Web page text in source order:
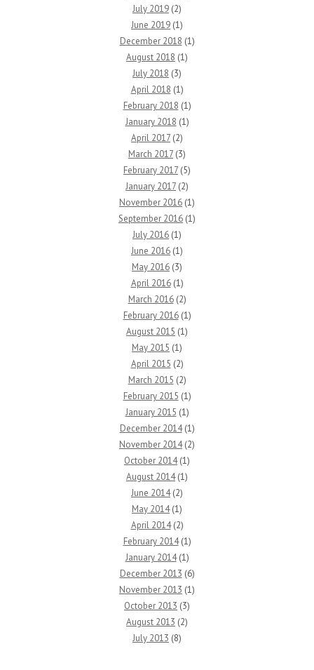
July 2019 (2)
June 2019 (1)
December 2018 (1)
August 2018 (1)
July 2018 (3)
April 2018 (1)
February 2018 (1)
January 2018 (1)
April 2017 (2)
March 2017 (3)
February 2017 (5)
January 2017 (2)
November 2016 (1)
September 2016 (1)
July 2016 (1)
June 2016 (1)
May 2016 (3)
April 2016(1)
March 2016(2)
February 2016(1)
August 2015 (1)
May 2015 (1)
April 2015 (2)
March 2015 (2)
February 2015 (1)
January 2015 (1)
December 2014(1)
November 2014(2)
October 2014(1)
August 2014(1)
June 2014(2)
May 2014(1)
April 2014(2)
February 2014(1)
January 2014(1)
December 2013 (6)
November 2013 (1)
October 2013 (3)
August 2013 (2)
July 2013 (8)